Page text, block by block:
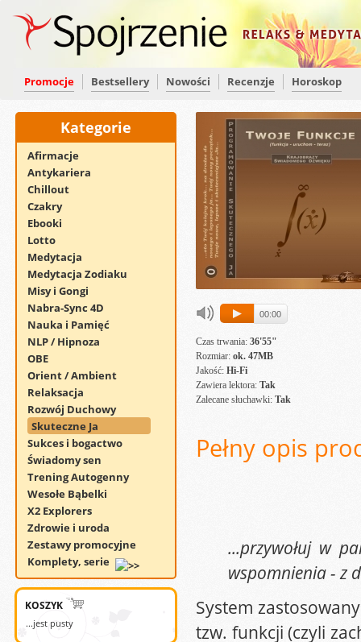
Promocje Bestsellery Nowości Recenzje Horoskop
Kategorie
Afirmacje
Antykariera
Chillout
Czakry
Ebooki
Lotto
Medytacja
Medytacja Zodiaku
Misy i Gongi
Nabra-Sync 4D
Nauka i Pamięć
NLP / Hipnoza
OBE
Orient / Ambient
Relaksacja
Rozwój Duchowy
Skuteczne Ja
Sukces i bogactwo
Świadomy sen
Trening Autogenny
Wesołe Bąbelki
X2 Explorers
Zdrowie i uroda
Zestawy promocyjne
Komplety, serie
KOSZYK
...jest pusty
00:00
Czas trwania: 36'55"
Rozmiar: ok. 47MB
Jakość: Hi-Fi
Zawiera lektora: Tak
Zalecane słuchawki: Tak
Pełny opis
...przywołuj w
wspomnienia - z
System
tzw. funkcji (czyli